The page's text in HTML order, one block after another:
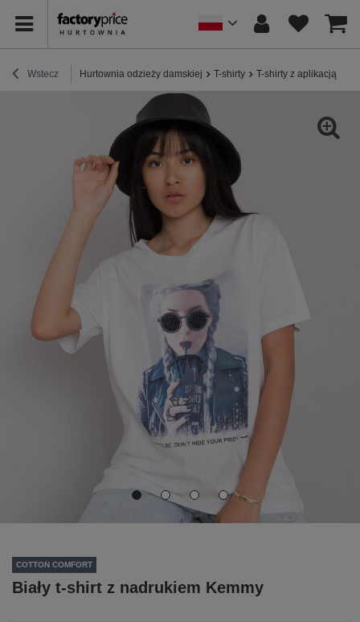
Wstecz Hurtownia odzieży damskiej T-shirty T-shirty z aplikacją
COTTON COMFORT
Biały t-shirt z nadrukiem Kemmy